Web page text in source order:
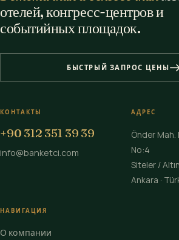
отелей, конгресс-центров и
событийных площадок.
БЫСТРЫЙ ЗАПРОС ЦЕНЫ
КОНТАКТЫ
+90 312 351 39 39
info@banketci.com
АДРЕС
Önder Mah.
No:4
Siteler /
Ankara ·
НАВИГАЦИЯ
О компании